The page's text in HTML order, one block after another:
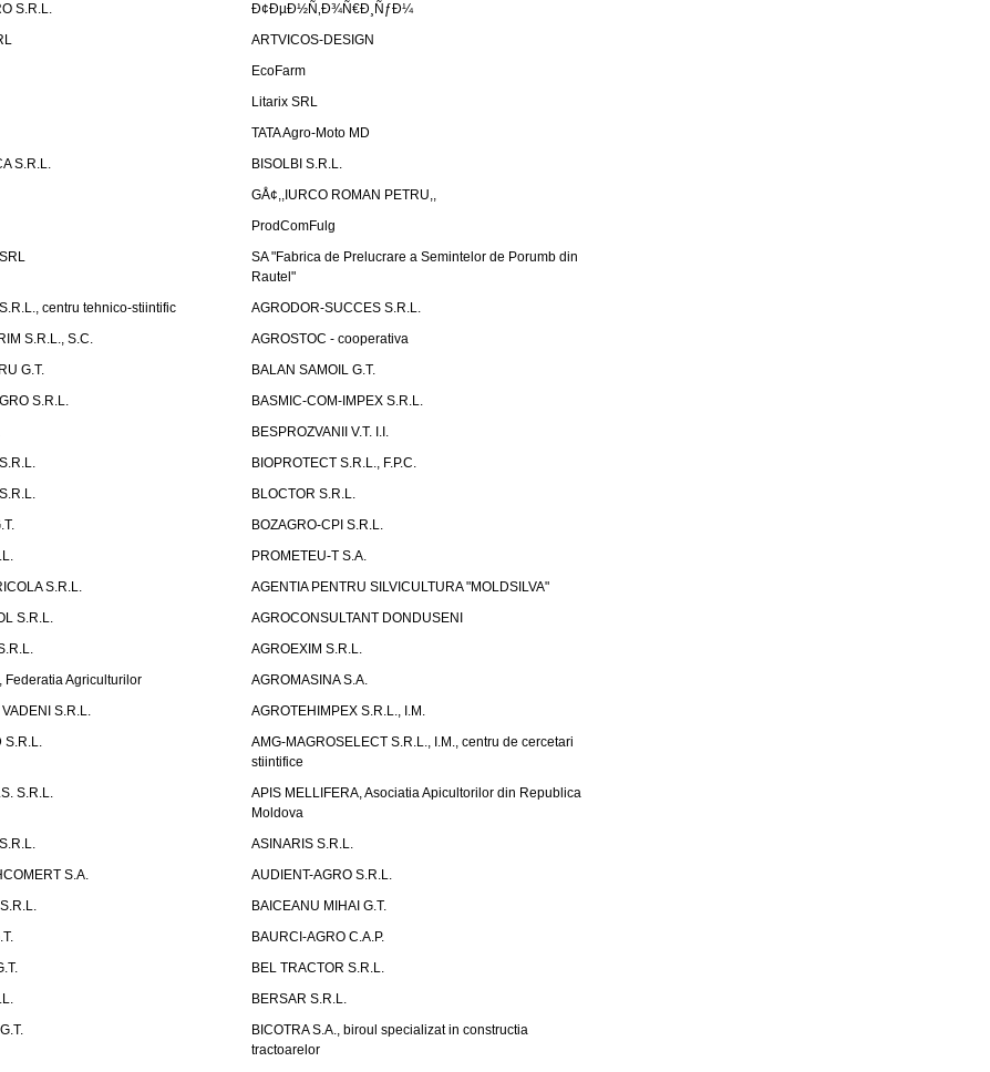
S.R.L.
Ð¢ÐµÐ½Ñ‚Ð¾Ñ€Ð¸ÑƒÐ¼
ARTVICOS-DESIGN
EcoFarm
Litarix SRL
TATA Agro-Moto MD
S.R.L.
BISOLBI S.R.L.
GÅ¢,,IURCO ROMAN PETRU,,
ProdComFulg
SA "Fabrica de Prelucrare a Semintelor de Porumb din
Rautel"
centru tehnico-stiintific
AGRODOR-SUCCES S.R.L.
S.R.L., S.C.
AGROSTOC - cooperativa
G.T.
BALAN SAMOIL G.T.
S.R.L.
BASMIC-COM-IMPEX S.R.L.
BESPROZVANII V.T. I.I.
BIOPROTECT S.R.L., F.P.C.
BLOCTOR S.R.L.
BOZAGRO-CPI S.R.L.
PROMETEU-T S.A.
S.R.L.
AGENTIA PENTRU SILVICULTURA "MOLDSILVA"
S.R.L.
AGROCONSULTANT DONDUSENI
AGROEXIM S.R.L.
Federatia Agriculturilor
AGROMASINA S.A.
S.R.L.
AGROTEHIMPEX S.R.L., I.M.
S.R.L.
AMG-MAGROSELECT S.R.L., I.M., centru de cercetari
stiintifice
S.R.L.
APIS MELLIFERA, Asociatia Apicultorilor din Republica
Moldova
ASINARIS S.R.L.
S.A.
AUDIENT-AGRO S.R.L.
BAICEANU MIHAI G.T.
BAURCI-AGRO C.A.P.
BEL TRACTOR S.R.L.
BERSAR S.R.L.
BICOTRA S.A., biroul specializat in constructia
tractoarelor